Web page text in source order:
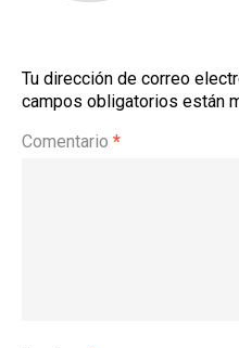
Tu dirección de correo
campos obligatorios están
Comentario *